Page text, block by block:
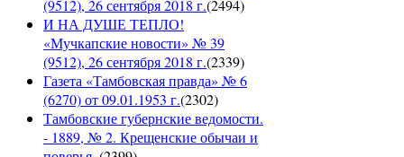
(9512), 26 сентября 2018 г.(2494)
И НА ДУШЕ ТЕПЛО!
«Мучкапские новости» № 39
(9512), 26 сентября 2018 г.(2339)
Газета «Тамбовская правда» № 6
(6270) от 09.01.1953 г.(2302)
Тамбовские губернские ведомости.
- 1889, № 2. Крещенские обычаи и